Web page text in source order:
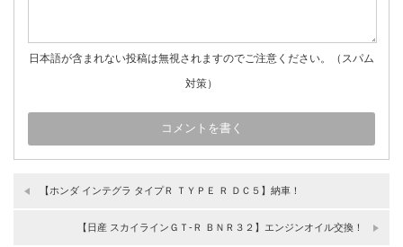
日本語が含まれない投稿は無視されますのでご注意ください。（スパム
対策）
【ホンダ インテグラ タイプＲ ＴＹＰＥ Ｒ ＤＣ５】納車！
【日産 スカイラインＧＴ‐Ｒ ＢＮＲ３２】エンジンオイル交換！